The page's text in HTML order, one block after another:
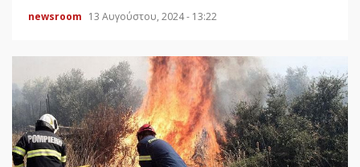
newsroom 13 Αυγούστου, 2024 - 13:22